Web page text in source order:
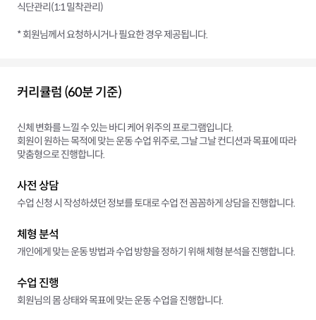
식단관리(1:1 밀착관리)
* 회원님께서 요청하시거나 필요한 경우 제공됩니다.
커리큘럼 (60분 기준)
신체 변화를 느낄 수 있는 바디 케어 위주의 프로그램입니다.
회원이 원하는 목적에 맞는 운동 수업 위주로, 그날 그날 컨디션과 목표에 따라
맞춤형으로 진행합니다.
사전 상담
수업 신청 시 작성하셨던 정보를 토대로 수업 전 꼼꼼하게 상담을 진행합니다.
체형 분석
개인에게 맞는 운동 방법과 수업 방향을 정하기 위해 체형 분석을 진행합니다.
수업 진행
회원님의 몸 상태와 목표에 맞는 운동 수업을 진행합니다.